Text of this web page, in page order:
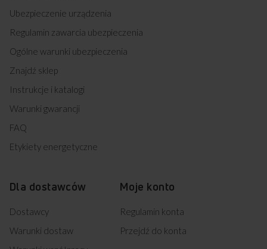
Ubezpieczenie urządzenia
Regulamin zawarcia ubezpieczenia
Ogólne warunki ubezpieczenia
Znajdź sklep
Instrukcje i katalogi
Warunki gwarancji
FAQ
Etykiety energetyczne
Dla dostawców
Dostawcy
Warunki dostaw
Moje konto
Regulamin konta
Przejdź do konta